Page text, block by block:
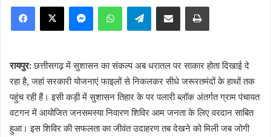
Facebook
X MessengerWhatsAppTelegramShare via Email Print
रायपुर:छत्तीसगढ़ में सुशासन का संकल्प अब धरातल पर साकार होता दिखाई दे
रहा है, जहां सरकारी योजनाएं फाइलों से निकलकर सीधे जरूरतमंदों के हाथों तक
पहुंच रही हैं। इसी कड़ी में सुशासन तिहार के पर पलारी ब्लॉक अंतर्गत ग्राम पंचायत
वटगन में आयोजित जनसमस्या निवारण शिविर आम जनता के लिए वरदान साबित
हुआ। इस शिविर की सफलता का जीवंत उदाहरण तब देखने को मिली जब जोगी